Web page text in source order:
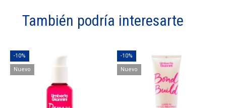
También podría interesarte
-10%
Nuevo
-10%
Nuevo